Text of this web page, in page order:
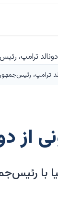
ترامپ،
از
با